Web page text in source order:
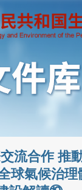
流合作 推
球氣候治理